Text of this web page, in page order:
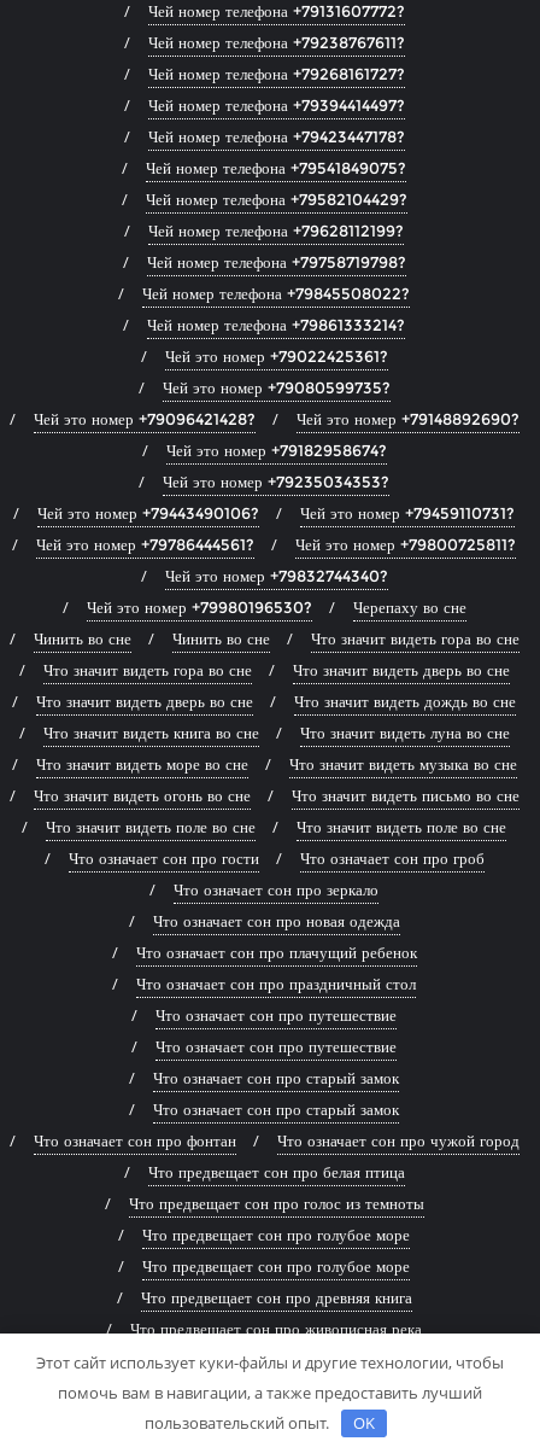
Чей номер телефона +79131607772?
Чей номер телефона +79238767611?
Чей номер телефона +79268161727?
Чей номер телефона +79394414497?
Чей номер телефона +79423447178?
Чей номер телефона +79541849075?
Чей номер телефона +79582104429?
Чей номер телефона +79628112199?
Чей номер телефона +79758719798?
Чей номер телефона +79845508022?
Чей номер телефона +79861333214?
Чей это номер +79022425361?
Чей это номер +79080599735?
Чей это номер +79096421428?
Чей это номер +79148892690?
Чей это номер +79182958674?
Чей это номер +79235034353?
Чей это номер +79443490106?
Чей это номер +79459110731?
Чей это номер +79786444561?
Чей это номер +79800725811?
Чей это номер +79832744340?
Чей это номер +79980196530?
Черепаху во сне
Чинить во сне
Чинить во сне
Что значит видеть гора во сне
Что значит видеть гора во сне
Что значит видеть дверь во сне
Что значит видеть дверь во сне
Что значит видеть дождь во сне
Что значит видеть книга во сне
Что значит видеть луна во сне
Что значит видеть море во сне
Что значит видеть музыка во сне
Что значит видеть огонь во сне
Что значит видеть письмо во сне
Что значит видеть поле во сне
Что значит видеть поле во сне
Что означает сон про гости
Что означает сон про гроб
Что означает сон про зеркало
Что означает сон про новая одежда
Что означает сон про плачущий ребенок
Что означает сон про праздничный стол
Что означает сон про путешествие
Что означает сон про путешествие
Что означает сон про старый замок
Что означает сон про старый замок
Что означает сон про фонтан
Что означает сон про чужой город
Что предвещает сон про белая птица
Что предвещает сон про голос из темноты
Что предвещает сон про голубое море
Что предвещает сон про голубое море
Что предвещает сон про древняя книга
Что предвещает сон про живописная река
Что предвещает сон про заброшенный дом
Что предвещает сон про заброшенный дом
Что предвещает сон про змей
Этот сайт использует куки-файлы и другие технологии, чтобы
помочь вам в навигации, а также предоставить лучший
пользовательский опыт.
OK